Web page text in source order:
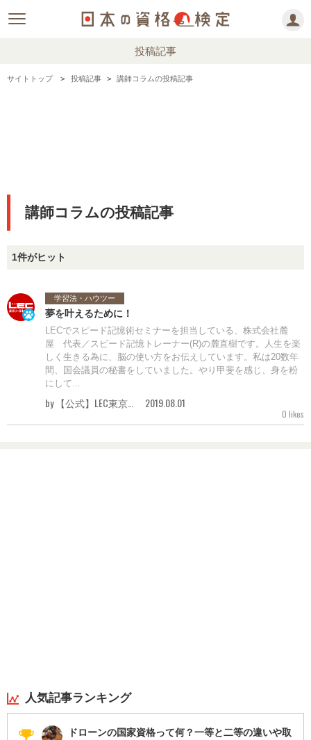
投稿記事
サイトトップ 投稿記事 講師コラムの投稿記事
講師コラムの投稿記事
1件がヒット
学習法・ハウツー
夢を叶えるために！
LECでスピード記憶術セミナーを担当している、株式会社麓
屋 代表／スピード記憶トレーナー(R)の麓直樹です。人生を楽
しく生きる為に、脳の使い方をお伝えしています。私は20数年
間、国会議員の秘書をしていました。やり甲斐を感じ、身を粉
にして...
2019.08.01
0 likes
人気記事ランキング
ドローンの国家資格って何？一等と二等の違いや取